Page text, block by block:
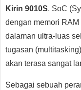
Kirin 9010S. SoC
dengan memori
dalaman ultra-luas
tugasan
akan terasa sangat
Sebagai sebuah